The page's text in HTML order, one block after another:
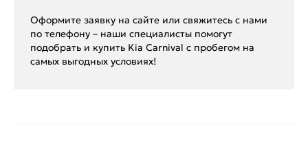
Оформите заявку на сайте или свяжитесь с нами
по телефону – наши специалисты помогут
подобрать и купить Kia Carnival с пробегом на
самых выгодных условиях!